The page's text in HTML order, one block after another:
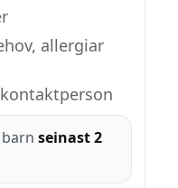
allergiar
seinast 2